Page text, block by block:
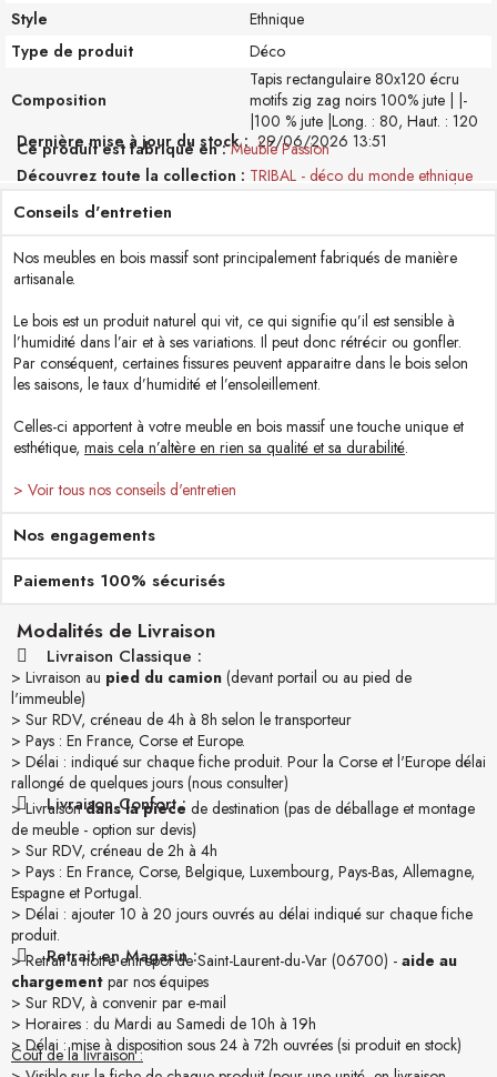
Style
Ethnique
Type de produit
Déco
Composition
Tapis rectangulaire 80x120 écru
motifs zig zag noirs 100% jute | |-
|100 % jute |Long. : 80, Haut. : 120
Dernière mise à jour du stock : 29/06/2026 13:51
Ce produit est fabriqué en Meuble Passion
Découvrez toute la collection
TRIBAL - déco du monde ethnique
Conseils d'entretien
Nos meubles en bois massif sont principalement fabriqués de manière
artisanale.
Le bois est un produit naturel qui vit, ce qui signifie qu’il est sensible à
l’humidité dans l’air et à ses variations. Il peut donc rétrécir ou gonfler.
Par conséquent, certaines fissures peuvent apparaitre dans le bois selon
les saisons, le taux d’humidité et l’ensoleillement.
Celles-ci apportent à votre meuble en bois massif une touche unique et
esthétique, mais cela n’altère en rien sa qualité et sa durabilité.
> Voir tous nos conseils d'entretien
Nos engagements
Paiements 100% sécurisés
Modalités de Livraison
Livraison Classique :
> Livraison au pied du camion (devant portail ou au pied de
l'immeuble)
> Sur RDV, créneau de 4h à 8h selon le transporteur
> Pays : En France, Corse et Europe.
> Délai : indiqué sur chaque fiche produit. Pour la Corse et l'Europe délai
rallongé de quelques jours (nous consulter)
Livraison Confort :
> Livraisondans la pièce de destination (pas de déballage et montage
de meuble - option sur devis)
> Sur RDV, créneau de 2h à 4h
> Pays : En France, Corse, Belgique, Luxembourg, Pays-Bas, Allemagne,
Espagne et Portugal.
> Délai : ajouter 10 à 20 jours ouvrés au délai indiqué sur chaque fiche
produit.
Retrait en Magasin :
> Retrait à notre entrepôt de Saint-Laurent-du-Var (06700) - aide au
chargement par nos équipes
> Sur RDV, à convenir par e-mail
> Horaires : du Mardi au Samedi de 10h à 19h
> Délai : mise à disposition sous 24 à 72h ouvrées (si produit en stock)
Coût de la livraison :